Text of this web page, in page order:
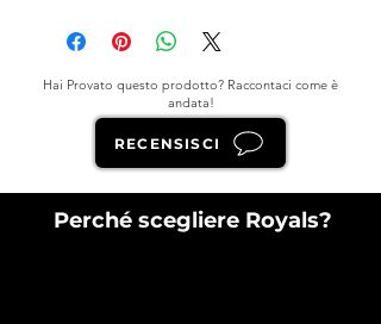
Hai Provato questo prodotto? Raccontaci come è
andata!
RECENSISCI
Perché scegliere Royals?